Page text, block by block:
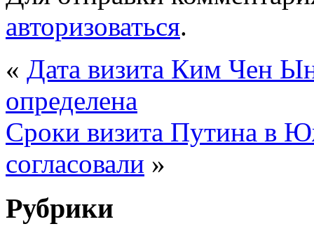
авторизоваться.
« Дата визита Ким Чен
определена
Сроки визита Путина в
согласовали »
Рубрики